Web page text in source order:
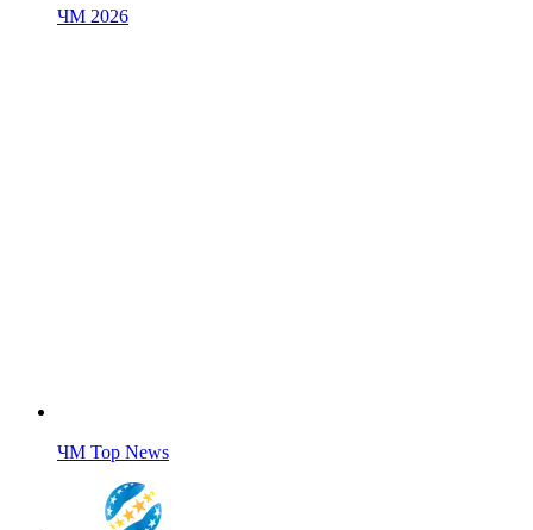
ЧМ 2026
ЧМ Top News